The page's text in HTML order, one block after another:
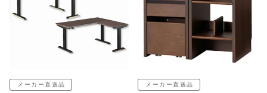
メーカー直送品 メーカー直送品